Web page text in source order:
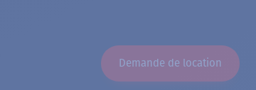
Demande de location